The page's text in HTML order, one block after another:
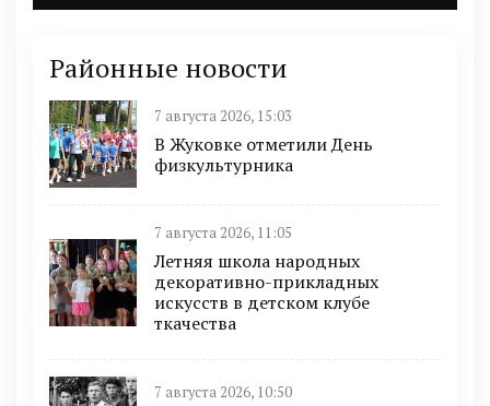
Районные новости
7 августа 2026, 15:03
В Жуковке отметили День
физкультурника
7 августа 2026, 11:05
Летняя школа народных
декоративно-прикладных
искусств в детском клубе
ткачества
7 августа 2026, 10:50